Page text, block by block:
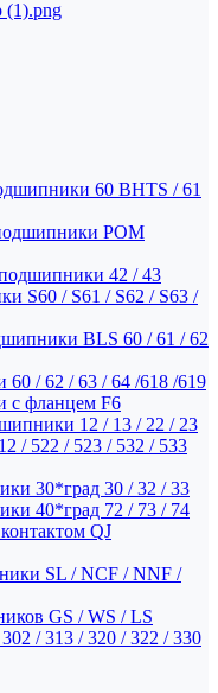
60 BHTS / 61
POM
42 / 43
S60 / S61 / S62 / S63 /
BLS 60 / 61 / 62
/ 62 / 63 / 64 /618 /619
с фланцем F6
12 / 13 / 22 / 23
/ 522 / 523 / 532 / 533
30*град 30 / 32 / 33
40*град 72 / 73 / 74
QJ
SL / NCF / NNF /
GS / WS / LS
/ 313 / 320 / 322 / 330